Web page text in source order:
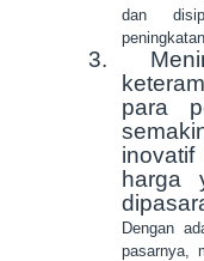
dan
3.
para
harga
Dengan
pasarnya,